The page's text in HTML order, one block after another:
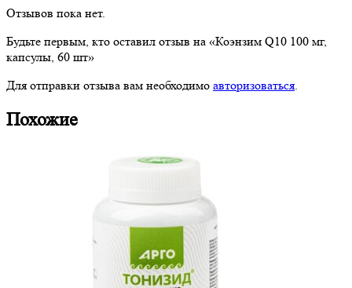
Отзывов пока нет.
Будьте первым, кто оставил отзыв на «Коэнзим Q10 100 мг,
капсулы, 60 шт»
Для отправки отзыва вам необходимо авторизоваться
Похожие